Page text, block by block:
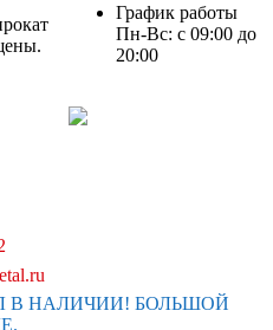
График работы
Пн-Вс: с 09:00 до
20:00
В НАЛИЧИИ! БОЛЬШОЙ